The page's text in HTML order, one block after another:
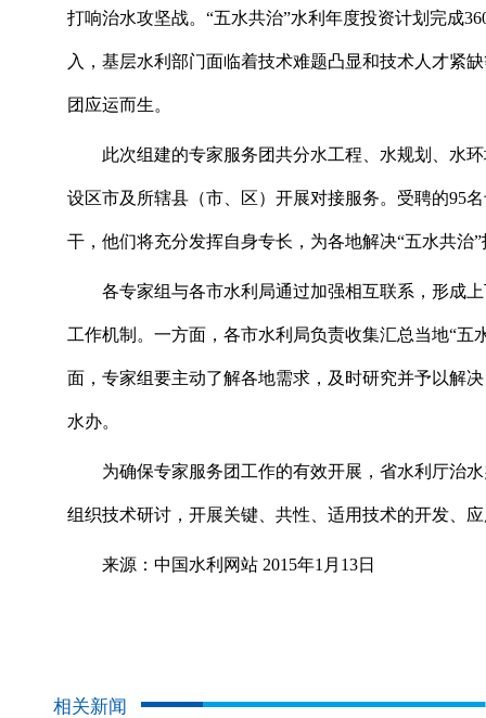
打响治水攻坚战。“五水共治”水利年度投资计划完成
入，基层水利部门面临着技术难题凸显和技术人才紧
团应运而生。
此次组建的专家服务团共分水工程、水规划、水环
设区市及所辖县（市、区）开展对接服务。受聘的95
干，他们将充分发挥自身专长，为各地解决“五水共治
各专家组与各市水利局通过加强相互联系，形成上
工作机制。一方面，各市水利局负责收集汇总当地“
面，专家组要主动了解各地需求，及时研究并予以解
水办。
为确保专家服务团工作的有效开展，省水利厅治水
组织技术研讨，开展关键、共性、适用技术的开发、
来源：中国水利网站 2015年1月13日
相关新闻